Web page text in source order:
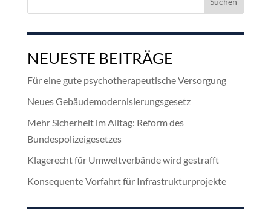
NEUESTE BEITRÄGE
Für eine gute psychotherapeutische Versorgung
Neues Gebäudemodernisierungsgesetz
Mehr Sicherheit im Alltag: Reform des
Bundespolizeigesetzes
Klagerecht für Umweltverbände wird gestrafft
Konsequente Vorfahrt für Infrastrukturprojekte